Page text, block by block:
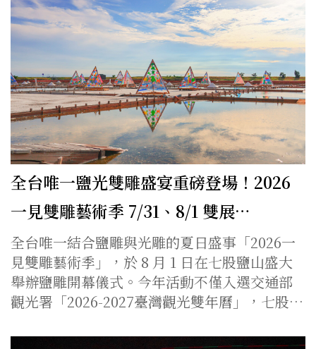
全台唯一鹽光雙雕盛宴重磅登場！2026
一見雙雕藝術季 7/31、8/1 雙展…
全台唯一結合鹽雕與光雕的夏日盛事「2026一
見雙雕藝術季」，於 8 月 1 日在七股鹽山盛大
舉辦鹽雕開幕儀式。今年活動不僅入選交通部
觀光署「2026-2027臺灣觀光雙年曆」，七股…